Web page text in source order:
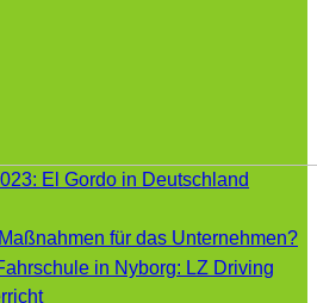
El Gordo in Deutschland
für das Unternehmen?
in Nyborg: LZ Driving